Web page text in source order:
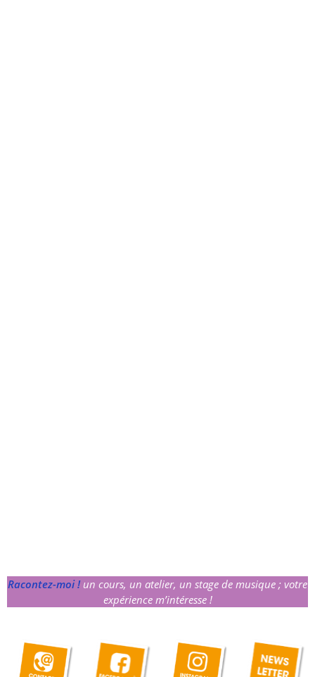
Racontez-moi ! un cours, un atelier, un stage de musique ; votre
expérience m’intéresse !